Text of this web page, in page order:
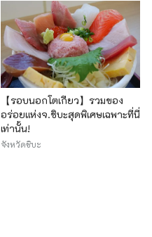
【รอบนอกโตเกียว】รวมของ
อร่อยแห่งจ.ชิบะสุดพิเศษเฉพาะที่นี่
เท่านั้น!
จังหวัดชิบะ